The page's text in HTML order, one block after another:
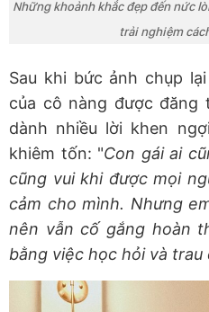
Những khoảnh khắc đẹp đến nức
trải nghiệm
Sau khi bức ảnh chụp
của cô nàng được đăng
dành nhiều lời khen
khiêm tốn: "Con gái ai
cũng vui khi được mọi
cảm cho mình. Nhưng
nên vẫn cố gắng hoàn
bằng việc học hỏi và trau